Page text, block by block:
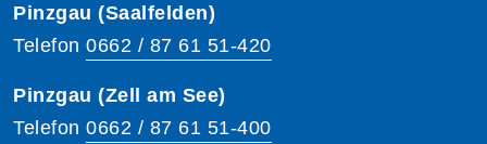
Pinzgau (Saalfelden)
Telefon 0662 / 87 61 51-420
Pinzgau (Zell am See)
Telefon 0662 / 87 61 51-400